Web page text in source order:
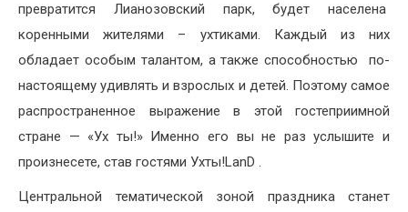
превратится Лианозовский парк, будет населена
коренными жителями – ухтиками. Каждый из них
обладает особым талантом, а также способностью по-
настоящему удивлять и взрослых и детей. Поэтому самое
распространенное выражение в этой гостеприимной
стране — «Ух ты!» Именно его вы не раз услышите и
произнесете, став гостями Ухты!LanD .
Центральной тематической зоной праздника станет